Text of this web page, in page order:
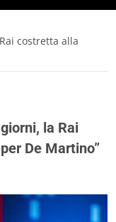
costretta alla
la Rai
De Martino”